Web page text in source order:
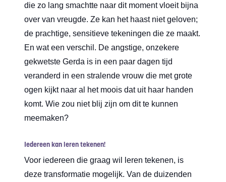
die zo lang smachtte naar dit moment vloeit bijna
over van vreugde. Ze kan het haast niet geloven;
de prachtige, sensitieve tekeningen die ze maakt.
En wat een verschil. De angstige, onzekere
gekwetste Gerda is in een paar dagen tijd
veranderd in een stralende vrouw die met grote
ogen kijkt naar al het moois dat uit haar handen
komt. Wie zou niet blij zijn om dit te kunnen
meemaken?
Iedereen kan leren tekenen!
Voor iedereen die graag wil leren tekenen, is
deze transformatie mogelijk. Van de duizenden